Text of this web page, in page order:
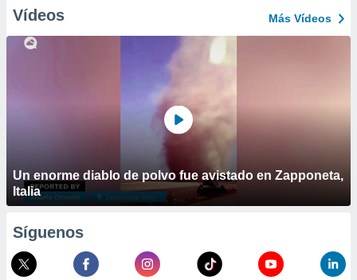
Vídeos Más Vídeos
Un enorme diablo de polvo fue avistado en Zapponeta,
Italia
Síguenos